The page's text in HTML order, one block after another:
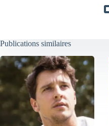
Publications similaires